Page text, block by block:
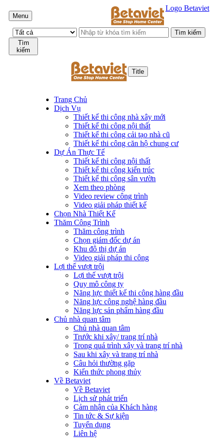
Menu
Logo Betaviet
Tìm
kiếm
Title
Trang Chủ
Dịch Vụ
Thiết kế thi công nhà xây mới
Thiết kế thi công nội thất
Thiết kế thi công cải tạo nhà cũ
Thiết kế thi công căn hộ chung cư
Dự Án Thực Tế
Thiết kế thi công nội thất
Thiết kế thi công kiến trúc
Thiết kế thi công sân vườn
Xem theo phòng
Video review công trình
Video giải pháp thiết kế
Chọn Nhà Thiết Kế
Thăm Công Trình
Thăm công trình
Chọn giám đốc dự án
Khu đô thị dự án
Video giải pháp thi công
Lợi thế vượt trội
Lợi thế vượt trội
Quy mô công ty
Năng lực thiết kế thi công hàng đầu
Năng lực công nghệ hàng đầu
Năng lực sản phẩm hàng đầu
Chủ nhà quan tâm
Chủ nhà quan tâm
Trước khi xây/ trang trí nhà
Trong quá trình xây và trang trí nhà
Sau khi xây và trang trí nhà
Câu hỏi thường gặp
Kiến thức phong thủy
Về Betaviet
Về Betaviet
Lịch sử phát triển
Cảm nhận của Khách hàng
Tin tức & Sự kiện
Tuyển dụng
Liên hệ